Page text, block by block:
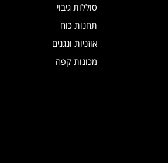
סוללות גיבוי
תחנות כוח
אוזניות ונגנים
מכונות קפה